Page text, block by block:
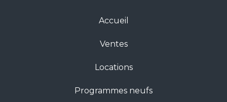
Accueil
Ventes
Locations
Programmes neufs